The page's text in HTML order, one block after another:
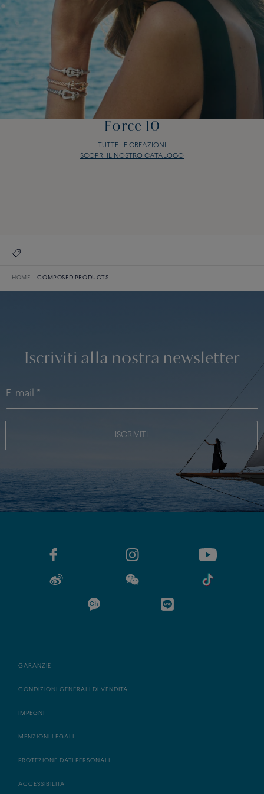
Force 10
TUTTE LE CREAZIONI
SCOPRI IL NOSTRO CATALOGO
HOME COMPOSED PRODUCTS
Iscriviti alla nostra newsletter
ISCRIVITI
GARANZIE
CONDIZIONI GENERALI DI VENDITA
IMPEGNI
MENZIONI LEGALI
PROTEZIONE DATI PERSONALI
ACCESSIBILITÀ